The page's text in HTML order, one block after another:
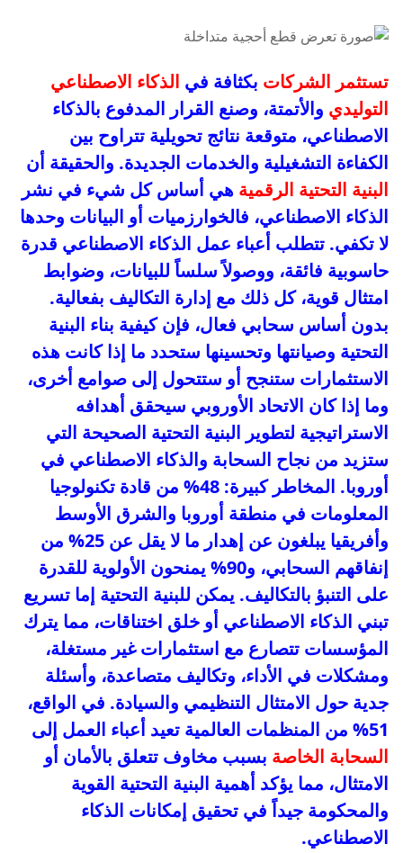
تستثمر الشركات بكثافة في الذكاء الاصطناعي
التوليدي والأتمتة، وصنع القرار المدفوع بالذكاء
الاصطناعي، متوقعة نتائج تحويلية تتراوح بين
الكفاءة التشغيلية والخدمات الجديدة. والحقيقة أن
البنية التحتية الرقمية هي أساس كل شيء في نشر
الذكاء الاصطناعي، فالخوارزميات أو البيانات وحدها
لا تكفي. تتطلب أعباء عمل الذكاء الاصطناعي قدرة
حاسوبية فائقة، ووصولاً سلساً للبيانات، وضوابط
امتثال قوية، كل ذلك مع إدارة التكاليف بفعالية.
بدون أساس سحابي فعال، فإن كيفية بناء البنية
التحتية وصيانتها وتحسينها ستحدد ما إذا كانت هذه
الاستثمارات ستنجح أو ستتحول إلى صوامع أخرى،
وما إذا كان الاتحاد الأوروبي سيحقق أهدافه
الاستراتيجية لتطوير البنية التحتية الصحيحة التي
ستزيد من نجاح السحابة والذكاء الاصطناعي في
أوروبا. المخاطر كبيرة: 48% من قادة تكنولوجيا
المعلومات في منطقة أوروبا والشرق الأوسط
وأفريقيا يبلغون عن إهدار ما لا يقل عن 25% من
إنفاقهم السحابي، و90% يمنحون الأولوية للقدرة
على التنبؤ بالتكاليف. يمكن للبنية التحتية إما تسريع
تبني الذكاء الاصطناعي أو خلق اختناقات، مما يترك
المؤسسات تتصارع مع استثمارات غير مستغلة،
ومشكلات في الأداء، وتكاليف متصاعدة، وأسئلة
جدية حول الامتثال التنظيمي والسيادة. في الواقع،
51% من المنظمات العالمية تعيد أعباء العمل إلى
السحابة الخاصة بسبب مخاوف تتعلق بالأمان أو
الامتثال، مما يؤكد أهمية البنية التحتية القوية
والمحكومة جيداً في تحقيق إمكانات الذكاء
الاصطناعي.